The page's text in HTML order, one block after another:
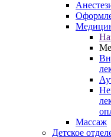
Массаж
Детское